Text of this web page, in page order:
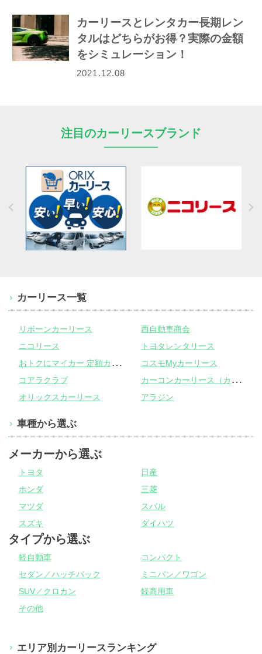
カーリースとレンタカー長期レン
タルはどちらがお得？実際の金額
をシミュレーション！
2021.12.08
注目のカーリースブランド
カーリース一覧
リボーンカーリース
西自動車商会
ニコリース
トヨタレンタリース
お
トクにマイカー 定額カルモくん
コスモMyカーリース
コアラクラブ
カ
ーコンカーリース（カーコンビニ倶楽部）
オリックスカーリース アラジン
車種から選ぶ
メーカーから選ぶ
トヨタ
日産
ホンダ
三菱
マツダ
スバル
スズキ
ダイハツ
タイプから選ぶ
軽自動車
コンパクト
セダン／ハッチバック
ミニバン／ワゴン
SUV／クロカン
軽商用車
その他
エリア別カーリースランキング